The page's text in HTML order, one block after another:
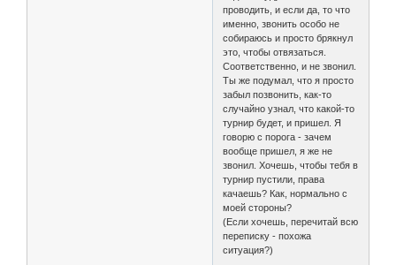
проводить, и если да, то что
именно, звонить особо не
собираюсь и просто брякнул
это, чтобы отвязаться.
Соответственно, и не звонил.
Ты же подумал, что я просто
забыл позвонить, как-то
случайно узнал, что какой-то
турнир будет, и пришел. Я
говорю с порога - зачем
вообще пришел, я же не
звонил. Хочешь, чтобы тебя в
турнир пустили, права
качаешь? Как, нормально с
моей стороны?
(Если хочешь, перечитай всю
переписку - похожа
ситуация?)